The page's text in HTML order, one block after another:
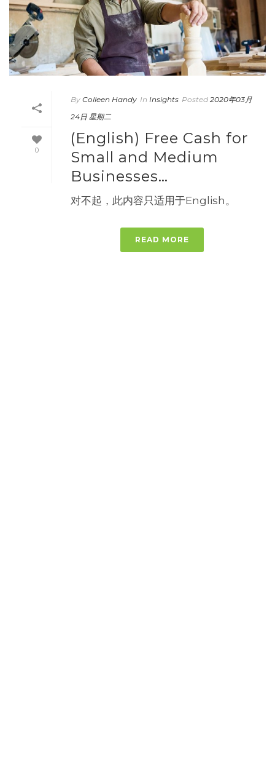
0
By Colleen Handy In Insights Posted 2020年03月
24日 星期二
(English) Free Cash for
Small and Medium
Businesses…
对不起，此内容只适用于English。
READ MORE